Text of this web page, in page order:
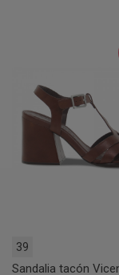
39
Sandalia tacón